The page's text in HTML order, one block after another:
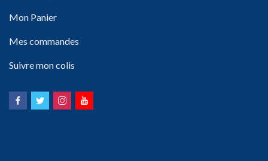
Mon Panier
Mes commandes
Suivre mon colis